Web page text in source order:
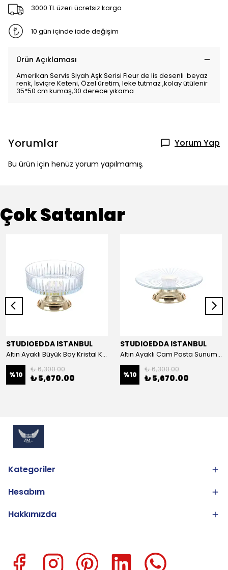
3000 TL üzeri ücretsiz kargo
10 gün içinde iade değişim
Ürün Açıklaması
Amerikan Servis Siyah Aşk Serisi Fleur de lis desenli beyaz
renk, İsviçre Keteni, Özel üretim, leke tutmaz ,kolay ütülenir
35*50 cm kumaş,30 derece yıkama
Yorumlar Yorum Yap
Bu ürün için henüz yorum yapılmamış.
Çok Satanlar
STUDIOEDDA ISTANBUL
Altın Ayaklı Büyük Boy Kristal Kase 25cm
%10
₺ 6,300.00
₺ 5,670.00
STUDIOEDDA ISTANBUL
Altın Ayaklı Cam Pasta Sunum 30cm
%10
₺ 6,300.00
₺ 5,670.00
Kategoriler
Hesabım
Hakkımızda